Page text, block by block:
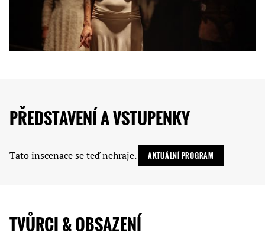
PŘEDSTAVENÍ A VSTUPENKY
Tato inscenace se teď nehraje. AKTUÁLNÍ PROGRAM
TVŮRCI & OBSAZENÍ